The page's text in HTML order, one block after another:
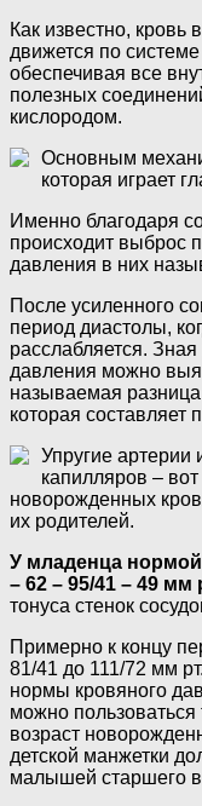
Как известно, кровь
движется по
обеспечивая все
полезных
кислородом.
Основным
которая играет
Именно благодаря
происходит выброс
давления в них
После усиленного
период диастолы,
расслабляется.
давления можно
называемая
которая составляет
Упругие артерии
капилляров –
новорожденных
их родителей.
У младенца
– 62 – 95/41 – 49 мм
тонуса стенок
Примерно к концу
81/41 до 111/72 мм
нормы кровяного
можно пользоваться
возраст
детской манжетки
малышей старшего